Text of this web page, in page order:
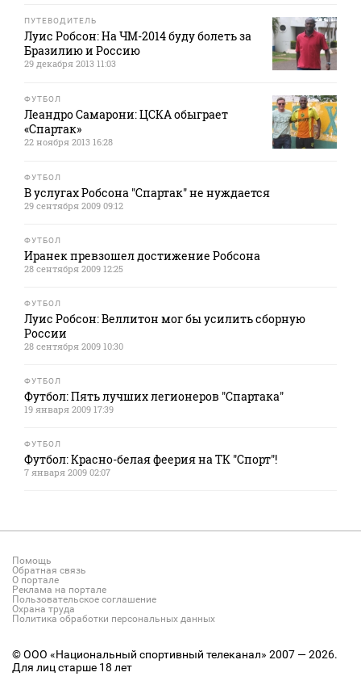
ПУТЕВОДИТЕЛЬ
Луис Робсон: На ЧМ-2014 буду болеть за
Бразилию и Россию
29 декабря 2013 11:03
ФУТБОЛ
Леандро Самарони: ЦСКА обыграет
«Спартак»
22 ноября 2013 16:28
ФУТБОЛ
В услугах Робсона "Спартак" не нуждается
29 сентября 2009 09:12
ФУТБОЛ
Иранек превзошел достижение Робсона
28 сентября 2009 12:25
ФУТБОЛ
Луис Робсон: Веллитон мог бы усилить сборную
России
28 сентября 2009 10:30
ФУТБОЛ
Футбол: Пять лучших легионеров "Спартака"
19 января 2009 17:39
ФУТБОЛ
Футбол: Красно-белая феерия на ТК "Спорт"!
7 января 2009 02:07
Помощь
Обратная связь
О портале
Реклама на портале
Пользовательское соглашение
Охрана труда
Политика обработки персональных данных
© ООО «Национальный спортивный телеканал» 2007 — 2026.
Для лиц старше 18 лет